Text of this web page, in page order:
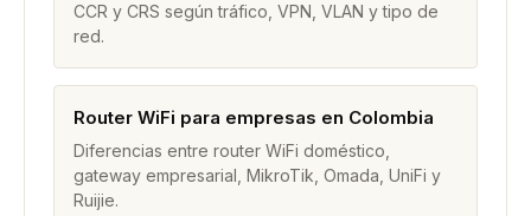
CCR y CRS según tráfico, VPN, VLAN y tipo de
red.
Router WiFi para empresas en Colombia
Diferencias entre router WiFi doméstico,
gateway empresarial, MikroTik, Omada, UniFi y
Ruijie.